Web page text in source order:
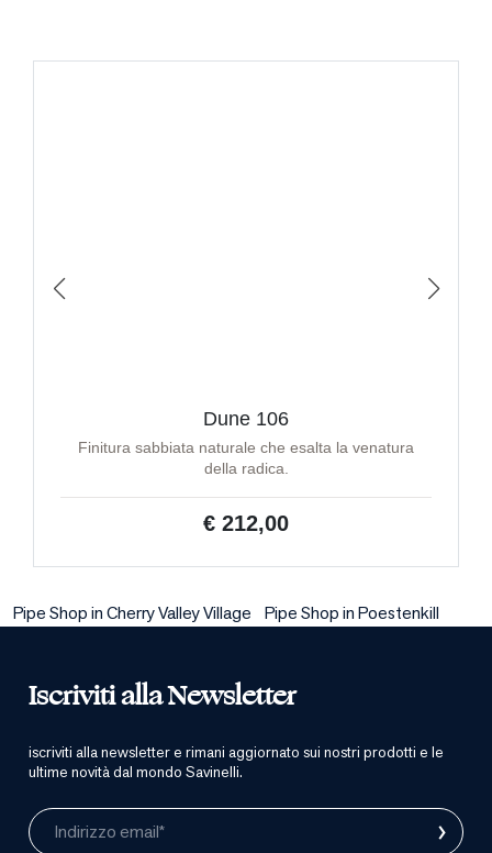
Dune 106
Finitura sabbiata naturale che esalta la venatura
della radica.
€ 212,00
Pipe Shop in Cherry Valley Village Pipe Shop in Poestenkill
Iscriviti alla Newsletter
iscriviti alla newsletter e rimani aggiornato sui nostri prodotti e le
ultime novità dal mondo Savinelli.
Indirizzo email* ›